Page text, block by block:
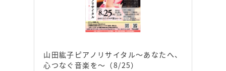
山田紘子ピアノリサイタル～あなたへ、
心つなぐ音楽を～（8/25）